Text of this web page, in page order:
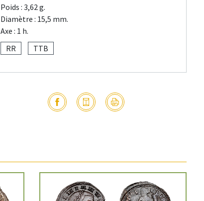
Poids : 3,62 g.
Diamètre : 15,5 mm.
Axe : 1 h.
RR
TTB